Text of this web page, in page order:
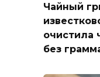
Чайный
очистила
без